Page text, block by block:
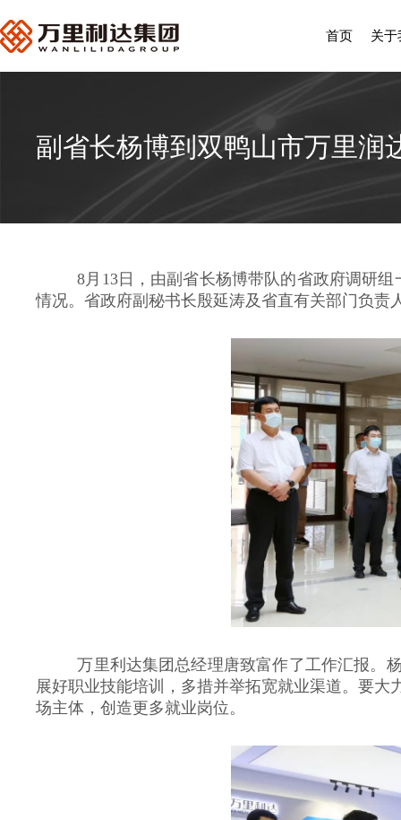
关于
首页
副省长杨博到双鸭山市万里润
8月13日，由副省长杨博带队的省政府调研组
情况。 省政府副秘书长殷延涛及省直有关部门负责
万里利达集团总经理唐致富作了工作汇报。
展好职业技能培训，多措并举拓宽就业渠道。要
场主体，创造更多就业岗位。